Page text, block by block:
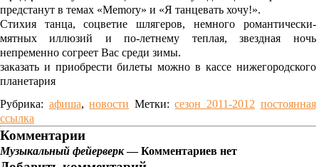
предстанут в темах «Memory» и «Я танцевать хочу!».
Стихия танца, соцветие шлягеров, немного романтически-
мятных иллюзий и по-летнему теплая, звездная ночь
непременно согреет Вас среди зимы.
заказать и приобрести билеты можно в кассе нижегородского
планетария
Рубрика: афиша,новости Метки: сезон 2011-2012 постоянная
ссылка
Комментарии
Музыкальный фейерверк— Комментариев нет